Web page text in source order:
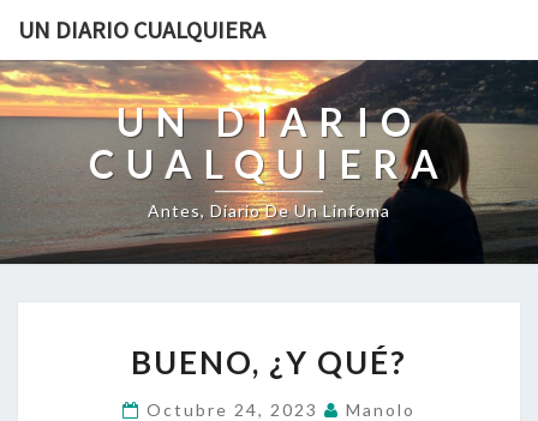
UN DIARIO CUALQUIERA
UN DIARIO
CUALQUIERA
Antes, Diario De Un Linfoma
¿Y
QUÉ?
BUENO, ¿Y QUÉ?
Octubre 24, 2023 Manolo